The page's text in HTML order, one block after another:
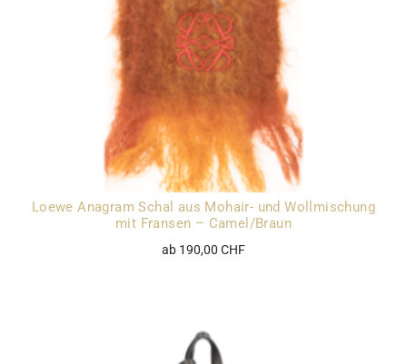
Loewe Anagram Schal aus Mohair- und Wollmischung
mit Fransen – Camel/Braun
ab 190,00 CHF